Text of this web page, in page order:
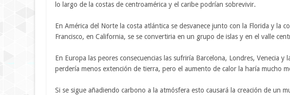
lo largo de la costas de centroamérica y el caribe podrían sobrevivir.
En América del Norte la costa atlántica se desvanece junto con la Florida y la
Francisco, en California, se se convertiria en un grupo de islas y en el valle
En Europa las peores consecuencias las sufriría Barcelona, Londres, Venecia y
perdería menos extención de tierra, pero el aumento de calor la haría mucho
Si se sigue añadiendo carbono a la atmósfera esto causará la creación de un